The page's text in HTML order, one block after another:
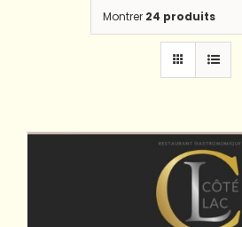
Montrer 24 produits